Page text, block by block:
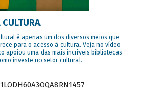
é apenas um dos diversos meios que
para o acesso à cultura. Veja no vídeo
apoiou uma das mais incríveis bibliotecas
investe no setor cultural.